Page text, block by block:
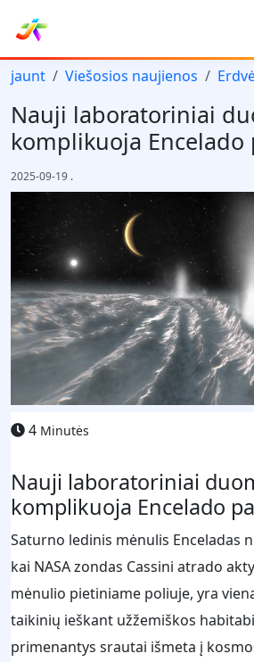
jaunt Viešosios naujienos
Nauji laboratoriniai
komplikuoja Encelado
2025-09-19 .
4 Minutės
Nauji laboratoriniai
komplikuoja Encelado
Saturno ledinis mėnulis Enceladas
kai NASA zondas Cassini atrado
mėnulio pietiniame poliuje, yra
taikinių ieškant užžemiškos
primenantys srautai išmeta į